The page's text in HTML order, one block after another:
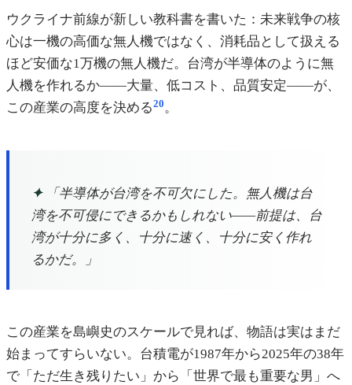
ウクライナ前線が新しい教科書を書いた：未来戦争の核
心は一機の高価な無人機ではなく、消耗品として扱える
ほど安価な1万機の無人機だ。台湾が半導体のように無
人機を作れるか——大量、低コスト、品質安定——が、
この産業の高度を決める20。
✦「半導体が台湾を不可欠にした。無人機は台
湾を不可侵にできるかもしれない——前提は、台
湾が十分に多く、十分に速く、十分に安く作れ
るかだ。」
この産業を島嶼史のスケールで見れば、物語は実はまだ
始まってすらいない。台積電が1987年から2025年の38年
で「ただ生き残りたい」から「世界で最も重要な男」へ